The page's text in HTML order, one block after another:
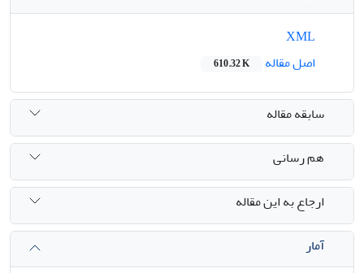
اصل مقاله
610.32 K
سابقه مقاله
هم رسانی
ارجاع به این مقاله
آمار